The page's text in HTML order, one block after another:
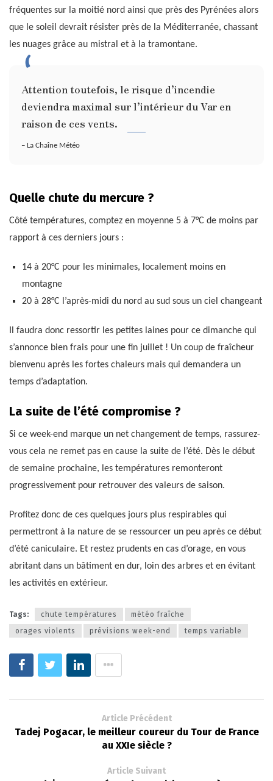
fréquentes sur la moitié nord ainsi que près des Pyrénées alors
que le soleil devrait résister près de la Méditerranée, chassant
les nuages grâce au mistral et à la tramontane.
Attention toutefois, le risque d’incendie
deviendra maximal sur l’intérieur du Var en
raison de ces vents.
– La Chaîne Météo
Quelle chute du mercure ?
Côté températures, comptez en moyenne 5 à 7°C de moins par
rapport à ces derniers jours :
14 à 20°C pour les minimales, localement moins en
montagne
20 à 28°C l’après-midi du nord au sud sous un ciel changeant
Il faudra donc ressortir les petites laines pour ce dimanche qui
s’annonce bien frais pour une fin juillet ! Un coup de fraîcheur
bienvenu après les fortes chaleurs mais qui demandera un
temps d’adaptation.
La suite de l’été compromise ?
Si ce week-end marque un net changement de temps, rassurez-
vous cela ne remet pas en cause la suite de l’été. Dès le début
de semaine prochaine, les températures remonteront
progressivement pour retrouver des valeurs de saison.
Profitez donc de ces quelques jours plus respirables qui
permettront à la nature de se ressourcer un peu après ce début
d’été caniculaire. Et restez prudents en cas d’orage, en vous
abritant dans un bâtiment en dur, loin des arbres et en évitant
les activités en extérieur.
Tags: chute températures
météo fraîche
orages violents
prévisions week-end temps variable
Article Précédent
Tadej Pogacar, le meilleur coureur du Tour de France
au XXIe siècle ?
Article Suivant